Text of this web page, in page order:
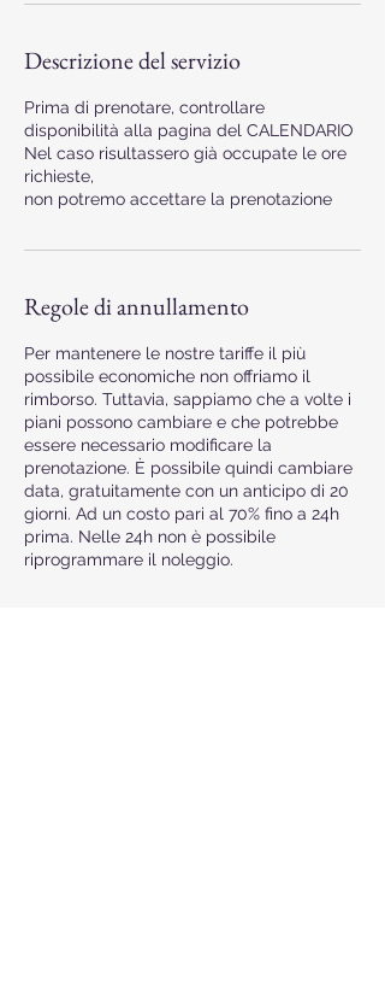
Descrizione del servizio
Prima di prenotare, controllare
disponibilità alla pagina del CALENDARIO
Nel caso risultassero già occupate le ore
richieste,
non potremo accettare la prenotazione
Regole di annullamento
Per mantenere le nostre tariffe il più
possibile economiche non offriamo il
rimborso. Tuttavia, sappiamo che a volte i
piani possono cambiare e che potrebbe
essere necessario modificare la
prenotazione. È possibile quindi cambiare
data, gratuitamente con un anticipo di 20
giorni. Ad un costo pari al 70% fino a 24h
prima. Nelle 24h non è possibile
riprogrammare il noleggio.